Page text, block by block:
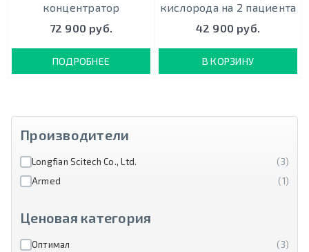
концентратор
72 900 руб.
ПОДРОБНЕЕ
кислорода на 2 пациента
42 900 руб.
В КОРЗИНУ
Производители
Longfian Scitech Co., Ltd.
(3)
Armed
(1)
Ценовая категория
Оптимал
(3)